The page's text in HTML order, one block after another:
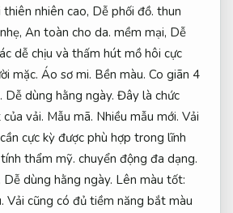
nhiên cao, Dễ phối đồ. thun
An toàn cho da. mềm mại, Dễ
dễ chịu và thấm hút mồ hôi cực
mặc. Áo sơ mi. Bền màu. Co giãn 4
Dễ dùng hằng ngày. Đây là chức
vải. Mẫu mã. Nhiều mẫu mới. Vải
cực kỳ được phù hợp trong lĩnh
thẩm mỹ. chuyển động đa dạng.
Dễ dùng hằng ngày. Lên màu tốt:
Vải cũng có đủ tiềm năng bắt màu